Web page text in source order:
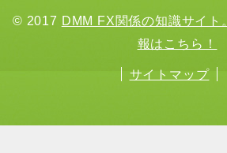
© 2017 DMM FX関係の知識サイ
報はこちら！
サイトマップ